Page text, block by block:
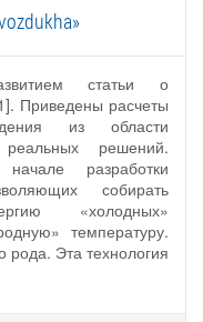
статьи о
Приведены расчеты
из области
решений.
разработки
собирать
«холодных»
температуру.
рода. Эта технология